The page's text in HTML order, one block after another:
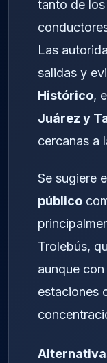
tanto de
Las
salidas y
Histórico,
Juárez y
cercanas a
Se sugiere
público
Trolebús,
aunque
estaciones